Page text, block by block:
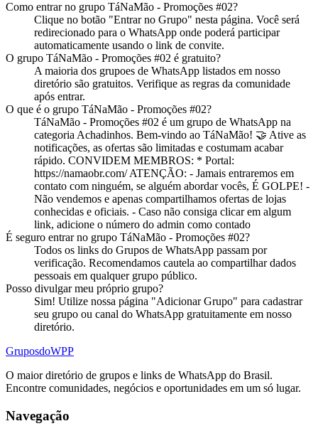
Como entrar no grupo TáNaMão - Promoções #02?
Clique no botão "Entrar no Grupo" nesta página. Você será
redirecionado para o WhatsApp onde poderá participar
automaticamente usando o link de convite.
O grupo TáNaMão - Promoções #02 é gratuito?
A maioria dos grupoes de WhatsApp listados em nosso
diretório são gratuitos. Verifique as regras da comunidade
após entrar.
O que é o grupo TáNaMão - Promoções #02?
TáNaMão - Promoções #02 é um grupo de WhatsApp na
categoria Achadinhos. Bem-vindo ao TáNaMão! 🤝 Ative as
notificações, as ofertas são limitadas e costumam acabar
rápido. CONVIDEM MEMBROS: * Portal:
https://namaobr.com/ ATENÇÃO: - Jamais entraremos em
contato com ninguém, se alguém abordar vocês, É GOLPE! -
Não vendemos e apenas compartilhamos ofertas de lojas
conhecidas e oficiais. - Caso não consiga clicar em algum
link, adicione o número do admin como contado
É seguro entrar no grupo TáNaMão - Promoções #02?
Todos os links do Grupos de WhatsApp passam por
verificação. Recomendamos cautela ao compartilhar dados
pessoais em qualquer grupo público.
Posso divulgar meu próprio grupo?
Sim! Utilize nossa página "Adicionar Grupo" para cadastrar
seu grupo ou canal do WhatsApp gratuitamente em nosso
diretório.
GruposdoWPP
O maior diretório de grupos e links de WhatsApp do Brasil.
Encontre comunidades, negócios e oportunidades em um só lugar.
Navegação